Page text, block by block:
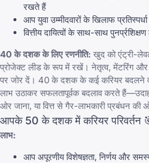
रखते हैं
आप युवा उम्मीदवारों के खिलाफ
वित्तीय दायित्वों के साथ-साथ
40 के दशक के लिए रणनीति: खुद को एंट्री-
प्रोजेक्ट लीड के रूप में रखें। नेतृत्व, मेंटरिंग
पर जोर दें। 40 के दशक के कई करियर बदलने
लाभ उठाकर सफलतापूर्वक बदलाव करते
ओर जाना, या वित्त से गैर-लाभकारी प्रबंधन की
आपके 50 के दशक में करियर परिवर्तन
लाभ:
आप अपूरणीय विशेषज्ञता, निर्णय और